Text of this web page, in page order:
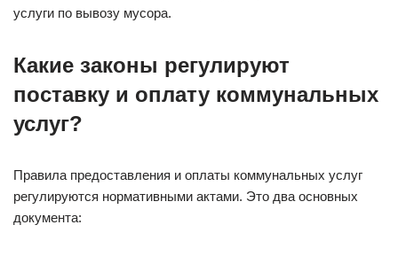
услуги по вывозу мусора.
Какие законы регулируют
поставку и оплату коммунальных
услуг?
Правила предоставления и оплаты коммунальных услуг
регулируются нормативными актами. Это два основных
документа: